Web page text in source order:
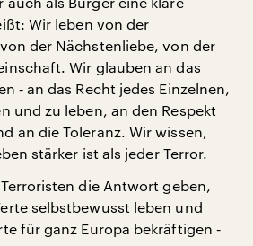
Wir leben von der
der Nächstenliebe, von der
Wir glauben an das
‑ an das Recht jedes Einzelnen,
und zu leben, an den Respekt
an die Toleranz. Wir wissen,
stärker ist als jeder Terror.
die Antwort geben,
selbstbewusst leben und
für ganz Europa bekräftigen ‑